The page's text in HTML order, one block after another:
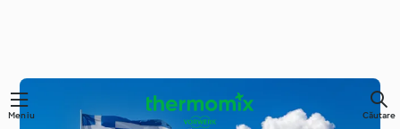
Meniu Căutare